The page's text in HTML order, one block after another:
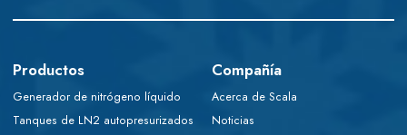
Productos
Generador de nitrógeno líquido
Tanques de LN2 autopresurizados
Compañía
Acerca de Scala
Noticias